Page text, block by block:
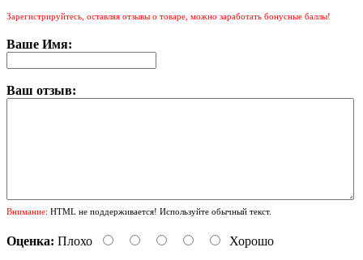
Зарегистрируйтесь, оставляя отзывы о товаре, можно заработать бонусные баллы!
Ваше Имя:
Ваш отзыв:
Внимание: HTML не поддерживается! Используйте обычный текст.
Оценка: Плохо Хорошо